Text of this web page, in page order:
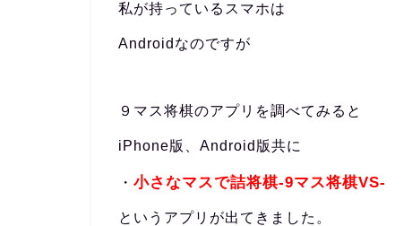
私が持っているスマホは
Androidなのですが
９マス将棋のアプリを調べてみると
iPhone版、Android版共に
・ 小さなマスで詰将棋-9マス将棋VS-
というアプリが出てきました。